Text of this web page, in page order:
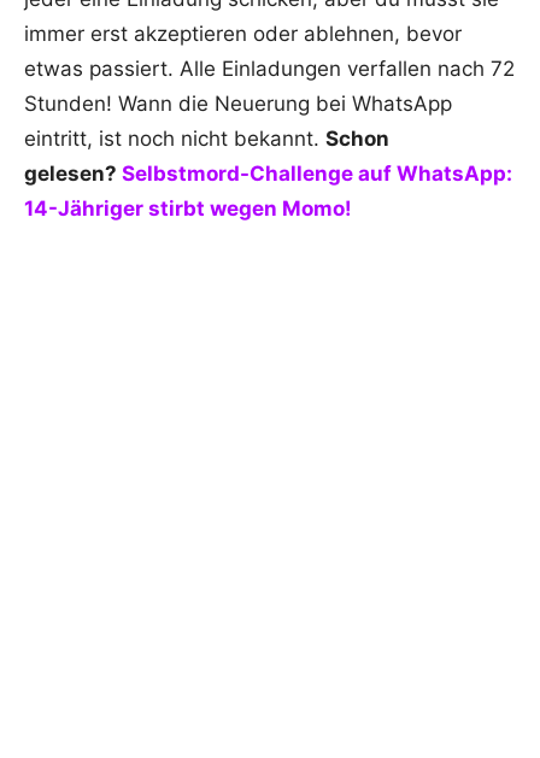
immer erst akzeptieren oder ablehnen, bevor
etwas passiert. Alle Einladungen verfallen nach 72
Stunden! Wann die Neuerung bei WhatsApp
eintritt, ist noch nicht bekannt. Schon
gelesen? Selbstmord-Challenge auf WhatsApp:
14-Jähriger stirbt wegen Momo!